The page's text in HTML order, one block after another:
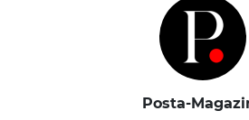
Posta-